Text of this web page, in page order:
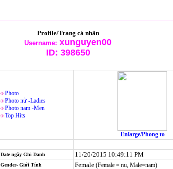
Profile/Trang cá nhân
Username: xunguyen00
ID: 398650
Photo
Photo nử -Ladies
Photo nam -Men
Top Hits
Enlarge/Phong to
Date ngày Ghi Danh 11/20/2015 10:49:11 PM
Gender- Giới Tính Female (Female = nu, Male=nam)